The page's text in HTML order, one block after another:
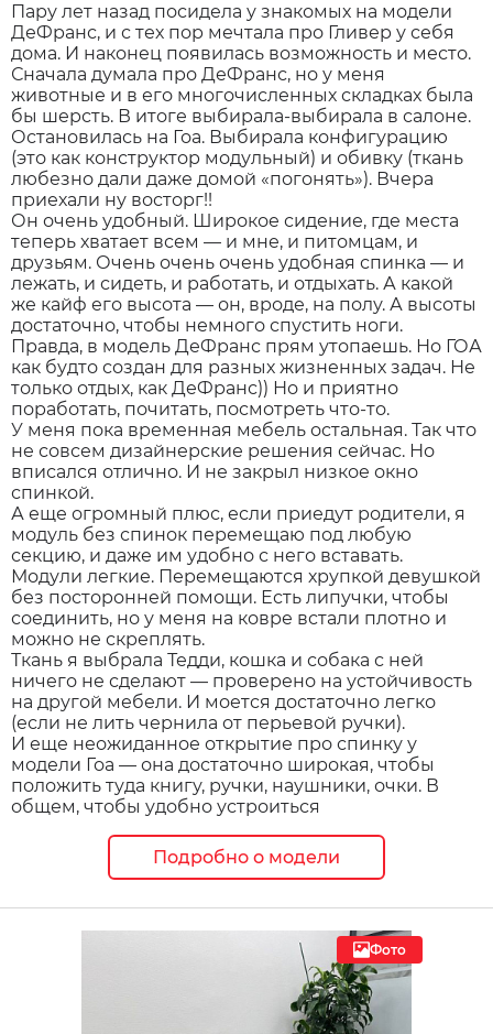
Пару лет назад посидела у знакомых на модели
ДеФранс, и с тех пор мечтала про Гливер у себя
дома. И наконец появилась возможность и место.
Сначала думала про ДеФранс, но у меня
животные и в его многочисленных складках была
бы шерсть. В итоге выбирала-выбирала в салоне.
Остановилась на Гоа. Выбирала конфигурацию
(это как конструктор модульный) и обивку (ткань
любезно дали даже домой «погонять»). Вчера
приехали ну восторг!!
Он очень удобный. Широкое сидение, где места
теперь хватает всем — и мне, и питомцам, и
друзьям. Очень очень очень удобная спинка — и
лежать, и сидеть, и работать, и отдыхать. А какой
же кайф его высота — он, вроде, на полу. А высоты
достаточно, чтобы немного спустить ноги.
Правда, в модель ДеФранс прям утопаешь. Но ГОА
как будто создан для разных жизненных задач. Не
только отдых, как ДеФранс)) Но и приятно
поработать, почитать, посмотреть что-то.
У меня пока временная мебель остальная. Так что
не совсем дизайнерские решения сейчас. Но
вписался отлично. И не закрыл низкое окно
спинкой.
А еще огромный плюс, если приедут родители, я
модуль без спинок перемещаю под любую
секцию, и даже им удобно с него вставать.
Модули легкие. Перемещаются хрупкой девушкой
без посторонней помощи. Есть липучки, чтобы
соединить, но у меня на ковре встали плотно и
можно не скреплять.
Ткань я выбрала Тедди, кошка и собака с ней
ничего не сделают — проверено на устойчивость
на другой мебели. И моется достаточно легко
(если не лить чернила от перьевой ручки).
И еще неожиданное открытие про спинку у
модели Гоа — она достаточно широкая, чтобы
положить туда книгу, ручки, наушники, очки. В
общем, чтобы удобно устроиться
Подробно о модели
Фото